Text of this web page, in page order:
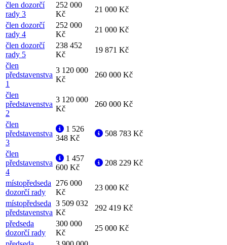
člen dozorčí
rady 3
252 000
Kč
21 000 Kč
člen dozorčí
rady 4
252 000
Kč
21 000 Kč
člen dozorčí
rady 5
238 452
Kč
19 871 Kč
člen
představenstva
1
3 120 000
Kč
260 000 Kč
člen
představenstva
2
3 120 000
Kč
260 000 Kč
člen
představenstva
3
1 526
348 Kč
508 783 Kč
člen
představenstva
4
1 457
600 Kč
208 229 Kč
místopředseda
dozorčí rady
276 000
Kč
23 000 Kč
místopředseda
představenstva
3 509 032
Kč
292 419 Kč
předseda
dozorčí rady
300 000
Kč
25 000 Kč